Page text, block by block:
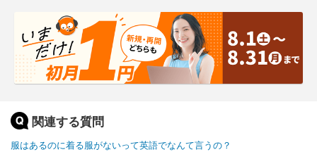
関連する質問
服はあるのに着る服がないって英語でなんて言うの？